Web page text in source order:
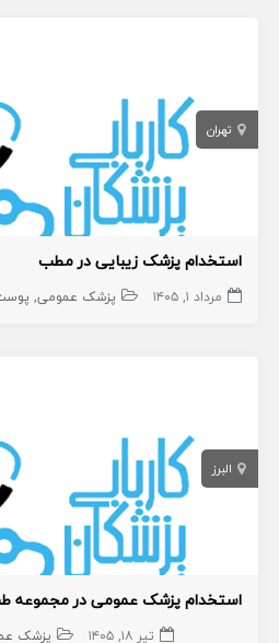
تهران
استخدام پزشک زیبایی در مطب
مرداد ۱, ۱۴۰۵ پزشک عمومی
البرز
استخدام پزشک عمومی در مجموعه
تیر ۱۸, ۱۴۰۵ پزشک